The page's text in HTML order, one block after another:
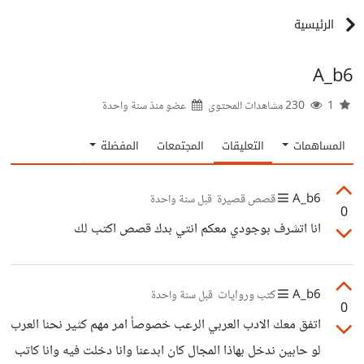
الرئيسية
A_b6
عضو منذسنة واحدة
المساهمات التعليقات المجتمعات المفضلة
0
A_b6 قصص قصيرة قبل سنة واحدة
انا اتشرف بوجودي معكم انتي بدك قصص اكتب لك
0
A_b6 كتب وروايات قبل سنة واحدة
اتفق معك الادب العربي الرعب خصوصأ امر مهم كثير نحنا العرب
لو حابين ندخل بهاذا المجال كان ابدعنا وانا دخلت فيه وانا كاتب